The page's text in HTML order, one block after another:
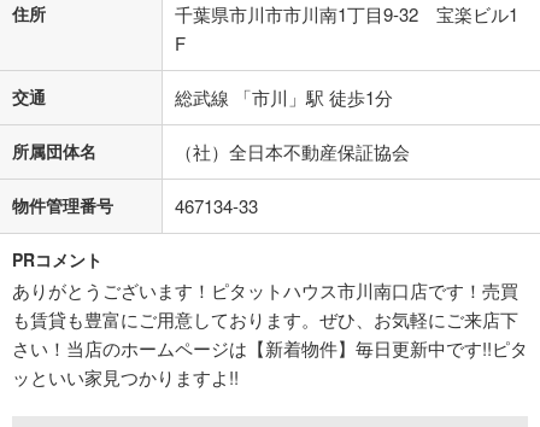
住所
千葉県市川市市川南1丁目9-32 宝楽ビル1
F
交通 総武線 「市川」駅 徒歩1分
所属団体名 （社）全日本不動産保証協会
物件管理番号 467134-33
PRコメント
ありがとうございます！ピタットハウス市川南口店です！売買
も賃貸も豊富にご用意しております。ぜひ、お気軽にご来店下
さい！当店のホームページは【新着物件】毎日更新中です!!ピタ
ッといい家見つかりますよ!!